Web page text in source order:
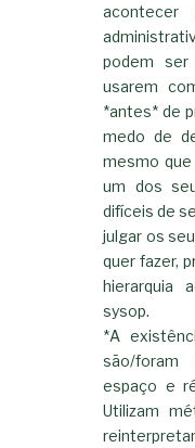
podem
usarem
*antes* de
medo de
mesmo
um dos
difíceis de
julgar os
quer fazer,
hierarquia
sysop.
*A
são/foram
espaço e
Utilizam